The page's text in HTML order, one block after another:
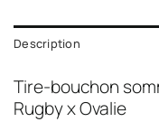
Description
Tire-bouchon
Rugby x Ovalie